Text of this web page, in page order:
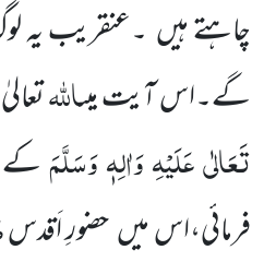
چاہتے ہیں ۔عنقریب یہ
گے۔اس آیت میںاللہ
تَعَالٰی عَلَیْہِ وَاٰلِہٖ وَسَلَّمَکے
فرمائی،اس میں حضورِ اَقدس